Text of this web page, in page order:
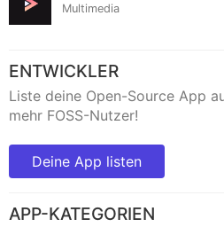
Multimedia
ENTWICKLER
Liste deine Open-Source App
mehr FOSS-Nutzer!
Deine App listen
APP-KATEGORIEN